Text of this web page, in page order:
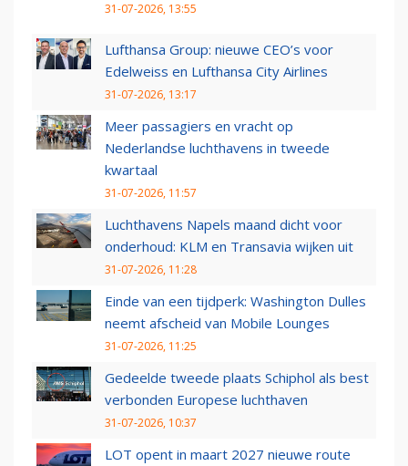
31-07-2026, 13:55
Lufthansa Group: nieuwe CEO’s voor
Edelweiss en Lufthansa City Airlines
31-07-2026, 13:17
Meer passagiers en vracht op
Nederlandse luchthavens in tweede
kwartaal
31-07-2026, 11:57
Luchthavens Napels maand dicht voor
onderhoud: KLM en Transavia wijken uit
31-07-2026, 11:28
Einde van een tijdperk: Washington Dulles
neemt afscheid van Mobile Lounges
31-07-2026, 11:25
Gedeelde tweede plaats Schiphol als best
verbonden Europese luchthaven
31-07-2026, 10:37
LOT opent in maart 2027 nieuwe route